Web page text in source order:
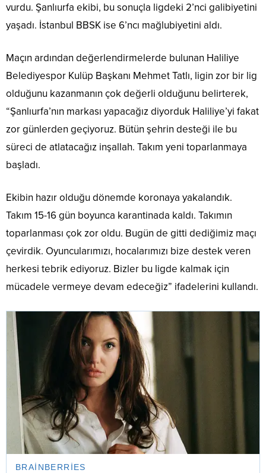
vurdu. Şanlıurfa ekibi, bu sonuçla ligdeki 2’nci galibiyetini
yaşadı. İstanbul BBSK ise 6’ncı mağlubiyetini aldı.
Maçın ardından değerlendirmelerde bulunan Haliliye
Belediyespor Kulüp Başkanı Mehmet Tatlı, ligin zor bir lig
olduğunu kazanmanın çok değerli olduğunu belirterek,
“Şanlıurfa’nın markası yapacağız diyorduk Haliliye’yi fakat
zor günlerden geçiyoruz. Bütün şehrin desteği ile bu
süreci de atlatacağız inşallah. Takım yeni toparlanmaya
başladı.
Ekibin hazır olduğu dönemde koronaya yakalandık.
Takım 15-16 gün boyunca karantinada kaldı. Takımın
toparlanması çok zor oldu. Bugün de gitti dediğimiz maçı
çevirdik. Oyuncularımızı, hocalarımızı bize destek veren
herkesi tebrik ediyoruz. Bizler bu ligde kalmak için
mücadele vermeye devam edeceğiz” ifadelerini kullandı.